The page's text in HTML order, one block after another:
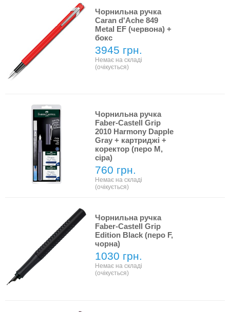
Чорнильна ручка
Caran d'Ache 849
Metal EF (червона) +
бокс
3945 грн.
Немає на складі
(очікується)
Чорнильна ручка
Faber-Castell Grip
2010 Harmony Dapple
Gray + картриджі +
коректор (перо M,
сіра)
760 грн.
Немає на складі
(очікується)
Чорнильна ручка
Faber-Castell Grip
Edition Black (перо F,
чорна)
1030 грн.
Немає на складі
(очікується)